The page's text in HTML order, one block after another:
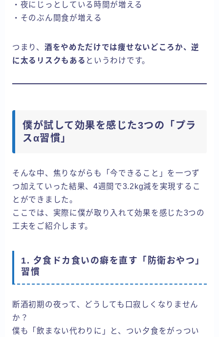
・夜にじっとしている時間が増える
・そのぶん間食が増える
つまり、 酒をやめただけでは痩せないどころか、逆
に太るリスクもある というわけです。
僕が試して効果を感じた3つの「プラ
スα習慣」
そんな中、焦りながらも「今できること」を一つず
つ加えていった結果、4週間で3.2kg減を実現するこ
とができました。
ここでは、実際に僕が取り入れて効果を感じた3つの
工夫をご紹介します。
1. 夕食ドカ食いの癖を直す「防衛おやつ」
習慣
断酒初期の夜って、どうしても口寂しくなりません
か？
僕も「飲まない代わりに」と、つい夕食をがっつい